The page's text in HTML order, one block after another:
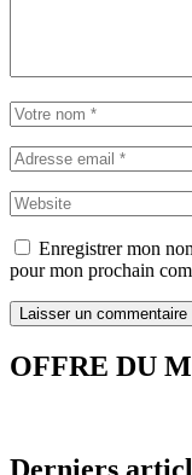
Enregistrer mon
pour mon prochain
OFFRE DU